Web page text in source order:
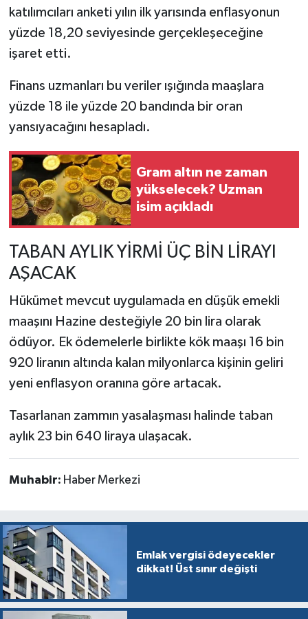
katılımcıları anketi yılın ilk yarısında enflasyonun
yüzde 18,20 seviyesinde gerçekleşeceğine
işaret etti.
Finans uzmanları bu veriler ışığında maaşlara
yüzde 18 ile yüzde 20 bandında bir oran
yansıyacağını hesapladı.
Gram altın ne zaman
yükselecek? Uzman
isim açıkladı
TABAN AYLIK YİRMİ ÜÇ BİN LİRAYI
AŞACAK
Hükümet mevcut uygulamada en düşük emekli
maaşını Hazine desteğiyle 20 bin lira olarak
ödüyor. Ek ödemelerle birlikte kök maaşı 16 bin
920 liranın altında kalan milyonlarca kişinin geliri
yeni enflasyon oranına göre artacak.
Tasarlanan zammın yasalaşması halinde taban
aylık 23 bin 640 liraya ulaşacak.
Muhabir: Haber Merkezi
Emlak vergisi ödeyecekler
dikkat! Üst sınır değişti